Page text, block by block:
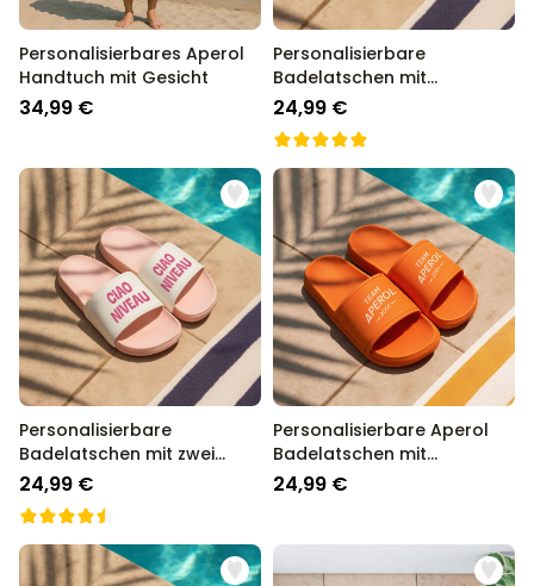
Personalisierbares Aperol
Handtuch mit Gesicht
34,99 €
Personalisierbare
Badelatschen mit
Monogramm
24,99 €
Personalisierbare
Badelatschen mit zwei
Zeilen
24,99 €
Personalisierbare Aperol
Badelatschen mit
Jahreszahl
24,99 €